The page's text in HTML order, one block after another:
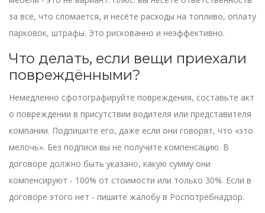
за всё, что сломается, и несёте расходы на топливо, оплату
парковок, штрафы. Это рискованно и неэффективно.
Что делать, если вещи приехали
повреждёнными?
Немедленно сфотографируйте повреждения, составьте акт
о повреждении в присутствии водителя или представителя
компании. Подпишите его, даже если они говорят, что «это
мелочь». Без подписи вы не получите компенсацию. В
договоре должно быть указано, какую сумму они
компенсируют - 100% от стоимости или только 30%. Если в
договоре этого нет - пишите жалобу в Роспотребнадзор.